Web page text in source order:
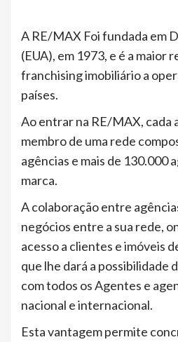
A RE/MAX Foi fundada em
(EUA), em 1973, e é a maior
franchising imobiliário a
países.
Ao entrar na RE/MAX, cada
membro de uma rede
agências e mais de 130.000
marca.
A colaboração entre
negócios entre a sua rede,
acesso a clientes e imóveis
que lhe dará a possibilidade
com todos os Agentes e
nacional e internacional.
Esta vantagem permite